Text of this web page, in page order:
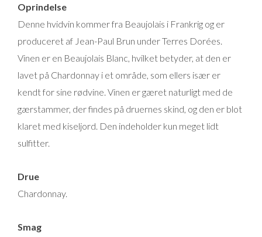
Charnay
Terres
Dorées
Chardonnay
Classic
antal
Oprindelse
Denne hvidvin kommer fra Beaujolais i Frankrig og er
produceret af Jean-Paul Brun under Terres Dorées.
Vinen er en Beaujolais Blanc, hvilket betyder, at den er
lavet på Chardonnay i et område, som ellers især er
kendt for sine rødvine. Vinen er gæret naturligt med de
gærstammer, der findes på druernes skind, og den er blot
klaret med kiseljord. Den indeholder kun meget lidt
sulfitter.
Drue
Chardonnay.
Smag